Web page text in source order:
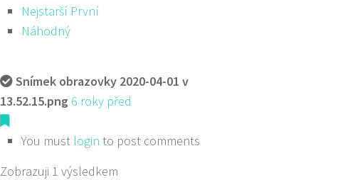
Nejstarší První
Náhodný
Snímek obrazovky 2020-04-01 v
13.52.15.png 6 roky před
You must login to post comments
Zobrazuji 1 výsledkem